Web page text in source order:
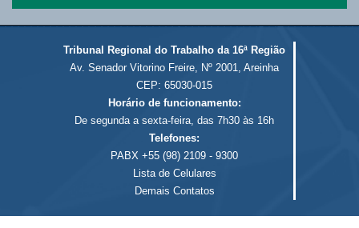
Tribunal Regional do Trabalho da 16ª Região
Av. Senador Vitorino Freire, Nº 2001, Areinha
CEP: 65030-015
Horário de funcionamento:
De segunda a sexta-feira, das 7h30 às 16h
Telefones:
PABX +55 (98) 2109 - 9300
Lista de Celulares
Demais Contatos